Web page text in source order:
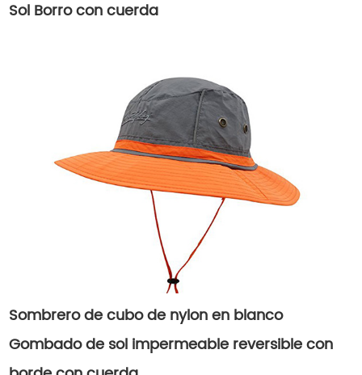
Sol Borro con cuerda
Sombrero de cubo de nylon en blanco
Gombado de sol impermeable reversible con